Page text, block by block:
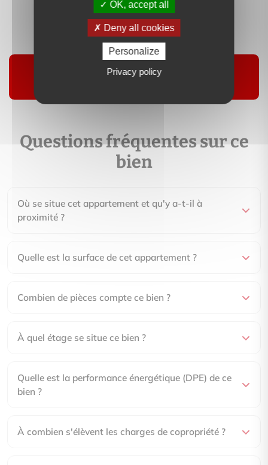
Contactez-moi
Suivre
Questions fréquentes sur ce
bien
Où se situe cet appartement et qu'y a-t-il à
proximité ?
Quelle est la surface de cet appartement ?
Combien de pièces compte ce bien ?
À quel étage se situe ce bien ?
Quelle est la performance énergétique (DPE) de ce
bien ?
À combien s'élèvent les charges de copropriété ?
OK, accept all
Deny all cookies
Personalize
Privacy policy